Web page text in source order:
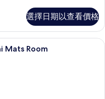
選擇日期以查看價格
Mats Room